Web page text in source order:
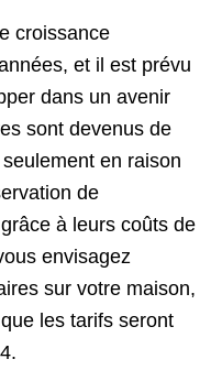
croissance
et il est prévu
dans un avenir
sont devenus de
en raison
de
à leurs coûts de
envisagez
sur votre maison,
les tarifs seront